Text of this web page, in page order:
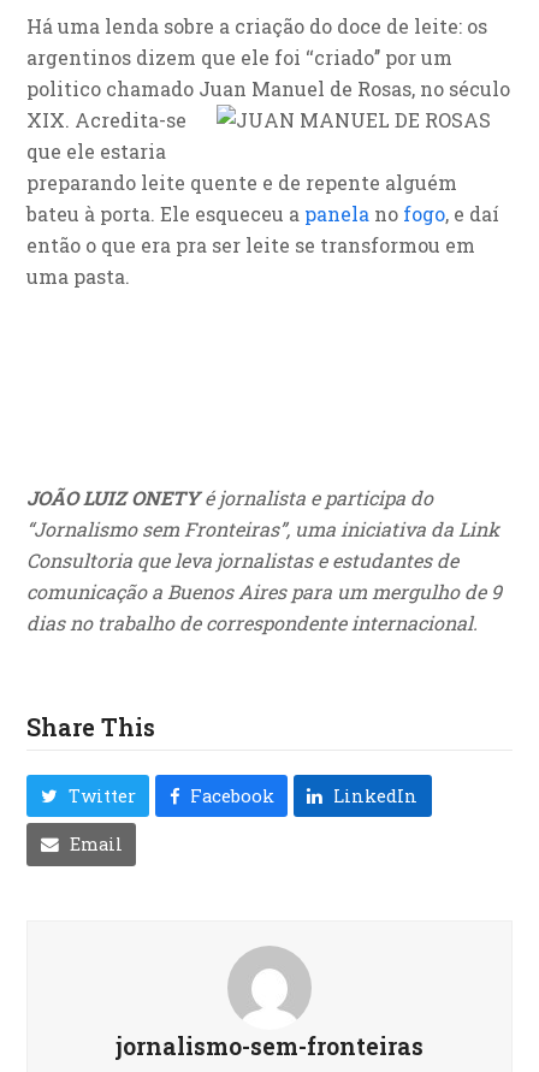
Há uma lenda sobre a criação do doce de leite: os
argentinos dizem que ele foi ‘‘criado’’ por um
politico chamado Juan Manuel de Rosas, no século
XIX. Acredita-se
que ele estaria
preparando leite quente e de repente alguém
bateu à porta. Ele esqueceu a panela no fogo, e daí
então o que era pra ser leite se transformou em
uma pasta.
JOÃO LUIZ ONETYé jornalista e participa do
“Jornalismo sem Fronteiras”, uma iniciativa da Link
Consultoria que leva jornalistas e estudantes de
comunicação a Buenos Aires para um mergulho de 9
dias no trabalho de correspondente internacional.
Share This
Twitter Facebook LinkedIn
Email
jornalismo-sem-fronteiras